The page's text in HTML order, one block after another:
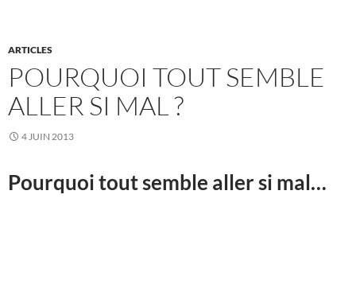
ARTICLES
POURQUOI TOUT SEMBLE
ALLER SI MAL ?
4 JUIN 2013
Pourquoi tout semble aller si mal…